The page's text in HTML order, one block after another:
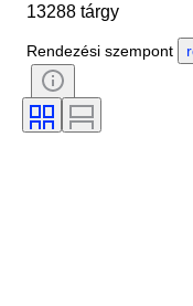
Tárgy
Időszak
Kiadás
Óraszerkezet
13288 tárgy
Rendezési szempont